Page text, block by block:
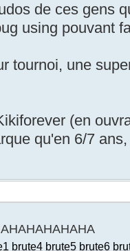
de ces gens
using pouvant
tournoi, une
(en
qu'en 6/7
brute4 brute5 brute6